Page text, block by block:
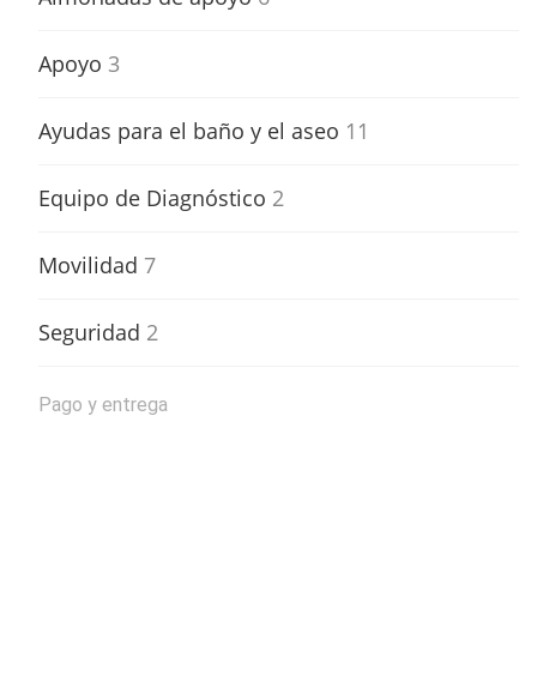
Apoyo 3
Ayudas para el baño y el aseo 11
Equipo de Diagnóstico 2
Movilidad 7
Seguridad 2
Pago y entrega